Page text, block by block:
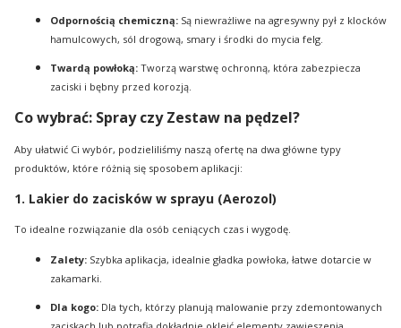
Odpornością chemiczną: Są niewrażliwe na agresywny pył z klocków
hamulcowych, sól drogową, smary i środki do mycia felg.
Twardą powłoką: Tworzą warstwę ochronną, która zabezpiecza
zaciski i bębny przed korozją.
Co wybrać: Spray czy Zestaw na pędzel?
Aby ułatwić Ci wybór, podzieliliśmy naszą ofertę na dwa główne typy
produktów, które różnią się sposobem aplikacji:
1. Lakier do zacisków w sprayu (Aerozol)
To idealne rozwiązanie dla osób ceniących czas i wygodę.
Zalety: Szybka aplikacja, idealnie gładka powłoka, łatwe dotarcie w
zakamarki.
Dla kogo: Dla tych, którzy planują malowanie przy zdemontowanych